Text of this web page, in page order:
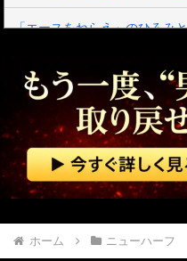
AIが指示なくサイバー攻撃 英
ホーム ニューハーフ